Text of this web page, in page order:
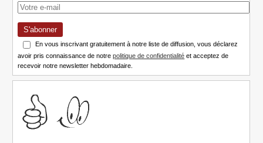
S'abonner
En vous inscrivant gratuitement à notre liste de diffusion, vous déclarez
avoir pris connaissance de notrepolitique de confidentialité et acceptez de
recevoir notre newsletter hebdomadaire.